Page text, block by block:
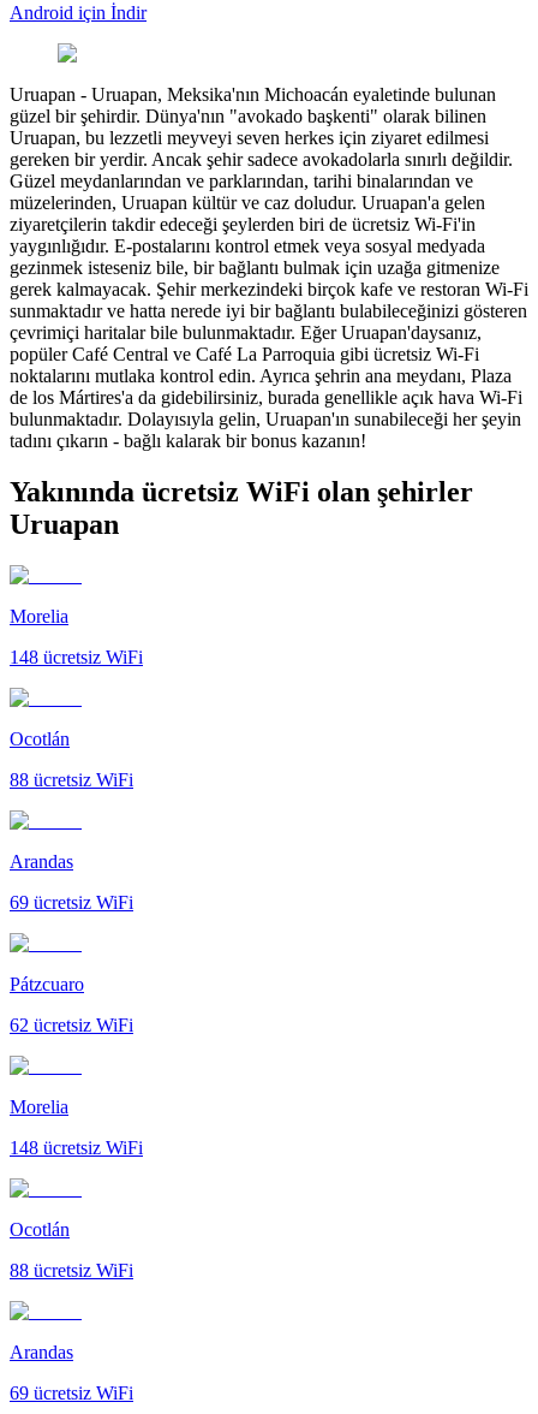
Android için İndir
Uruapan - Uruapan, Meksika'nın Michoacán eyaletinde bulunan
güzel bir şehirdir. Dünya'nın "avokado başkenti" olarak bilinen
Uruapan, bu lezzetli meyveyi seven herkes için ziyaret edilmesi
gereken bir yerdir. Ancak şehir sadece avokadolarla sınırlı değildir.
Güzel meydanlarından ve parklarından, tarihi binalarından ve
müzelerinden, Uruapan kültür ve caz doludur. Uruapan'a gelen
ziyaretçilerin takdir edeceği şeylerden biri de ücretsiz Wi-Fi'in
yaygınlığıdır. E-postalarını kontrol etmek veya sosyal medyada
gezinmek isteseniz bile, bir bağlantı bulmak için uzağa gitmenize
gerek kalmayacak. Şehir merkezindeki birçok kafe ve restoran Wi-Fi
sunmaktadır ve hatta nerede iyi bir bağlantı bulabileceğinizi gösteren
çevrimiçi haritalar bile bulunmaktadır. Eğer Uruapan'daysanız,
popüler Café Central ve Café La Parroquia gibi ücretsiz Wi-Fi
noktalarını mutlaka kontrol edin. Ayrıca şehrin ana meydanı, Plaza
de los Mártires'a da gidebilirsiniz, burada genellikle açık hava Wi-Fi
bulunmaktadır. Dolayısıyla gelin, Uruapan'ın sunabileceği her şeyin
tadını çıkarın - bağlı kalarak bir bonus kazanın!
Yakınında ücretsiz WiFi olan şehirler
Uruapan
Morelia
148 ücretsiz WiFi
Ocotlán
88 ücretsiz WiFi
Arandas
69 ücretsiz WiFi
Pátzcuaro
62 ücretsiz WiFi
Morelia
148 ücretsiz WiFi
Ocotlán
88 ücretsiz WiFi
Arandas
69 ücretsiz WiFi